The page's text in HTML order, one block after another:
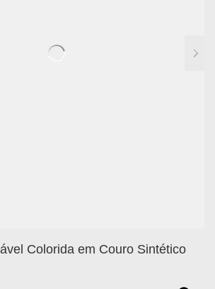
Colorida em Couro Sintético